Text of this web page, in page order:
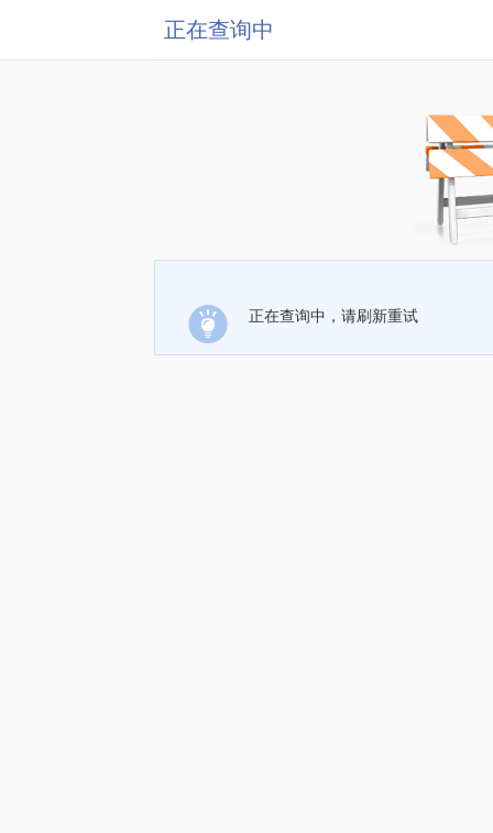
正在查询中
正在查询中，请刷新重试